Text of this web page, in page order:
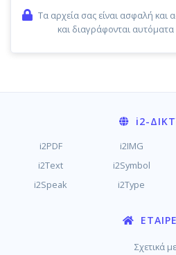
Τα αρχεία σας είναι ασφαλή και
και διαγράφονται
i2-
i2PDF i2IMG
i2Text
i2Symbol
i2Speak
i2Type
Σχετικά με